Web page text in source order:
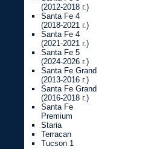
(2012-2018 г.)
Santa Fe 4
(2018-2021 г.)
Santa Fe 4
(2021-2021 г.)
Santa Fe 5
(2024-2026 г.)
Santa Fe Grand
(2013-2016 г.)
Santa Fe Grand
(2016-2018 г.)
Santa Fe
Premium
Staria
Terracan
Tucson 1